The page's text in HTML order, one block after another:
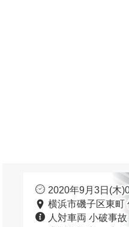
2020年9月3日(木
横浜市磯子区東町
人対車両 小破事故